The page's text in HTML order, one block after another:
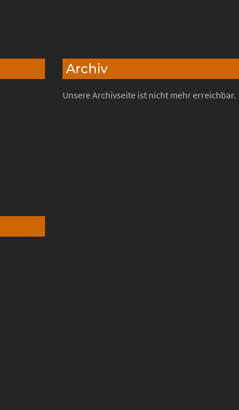
Archiv
Unsere Archivseite ist nicht mehr erreichbar.